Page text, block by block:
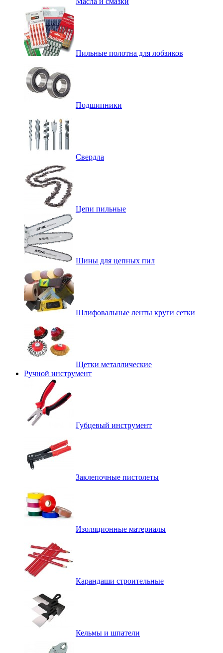
Пильные полотна для лобзиков
Подшипники
Свердла
Цепи пильные
Шины для цепных пил
Шлифовальные ленты круги сетки
Щетки металлические
Ручной инструмент
Губцевый инструмент
Заклепочные пистолеты
Изоляционные материалы
Карандаши строительные
Кельмы и шпатели